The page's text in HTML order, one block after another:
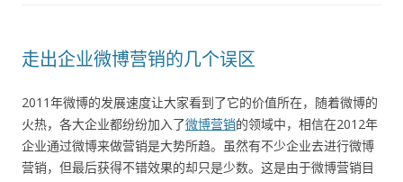
走出企业微博营销的几个误区
2011年微博的发展速度让大家看到了它的价值所在，随着微博的
火热，各大企业都纷纷加入了微博营销的领域中，相信在2012年
企业通过微博来做营销是大势所趋。虽然有不少企业去进行微博
营销，但最后获得不错效果的却只是少数。这是由于微博营销目